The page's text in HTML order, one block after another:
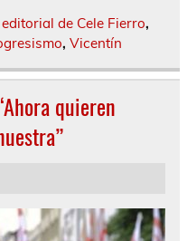
editorial de Cele Fierro,
, Vicentín
quieren